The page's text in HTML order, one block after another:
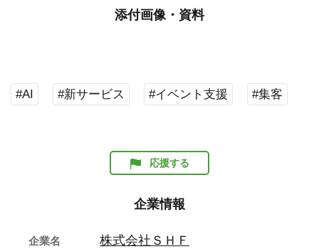
添付画像・資料
#AI #新サービス #イベント支援 #集客
応援する
企業情報
企業名 株式会社ＳＨＦ